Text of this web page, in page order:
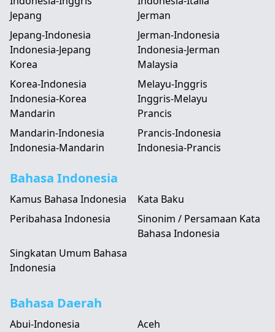
Jepang
Jepang-Indonesia
Indonesia-Jepang
Jerman
Jerman-Indonesia
Indonesia-Jerman
Korea
Korea-Indonesia
Indonesia-Korea
Malaysia
Melayu-Inggris
Inggris-Melayu
Mandarin
Mandarin-Indonesia
Indonesia-Mandarin
Prancis
Prancis-Indonesia
Indonesia-Prancis
Bahasa Indonesia
Kamus Bahasa Indonesia
Kata Baku
Peribahasa Indonesia
Sinonim / Persamaan Kata
Bahasa Indonesia
Singkatan Umum Bahasa
Indonesia
Bahasa Daerah
Abui-Indonesia
Aceh